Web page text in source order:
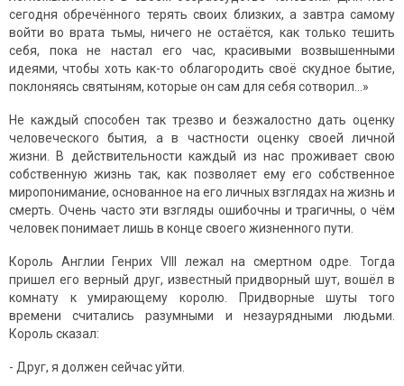
сегодня обречённого терять своих близких, а завтра самому
войти во врата тьмы, ничего не остаётся, как только тешить
себя, пока не настал его час, красивыми возвышенными
идеями, чтобы хоть как-то облагородить своё скудное бытие,
поклоняясь святыням, которые он сам для себя сотворил…»
Не каждый способен так трезво и безжалостно дать оценку
человеческого бытия, а в частности оценку своей личной
жизни. В действительности каждый из нас проживает свою
собственную жизнь так, как позволяет ему его собственное
миропонимание, основанное на его личных взглядах на жизнь и
смерть. Очень часто эти взгляды ошибочны и трагичны, о чём
человек понимает лишь в конце своего жизненного пути.
Король Англии Генрих VIII лежал на смертном одре. Тогда
пришел его верный друг, известный придворный шут, вошёл в
комнату к умирающему королю. Придворные шуты того
времени считались разумными и незаурядными людьми.
Король сказал:
- Друг, я должен сейчас уйти.